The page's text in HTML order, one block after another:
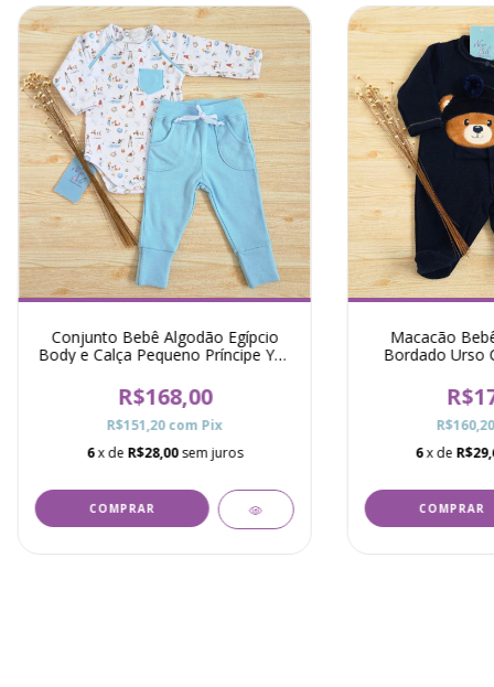
Conjunto Bebê Algodão Egípcio
Body e Calça Pequeno Príncipe Yuri
R$168,00
R$151,20com Pix
6x de R$28,00 sem juros
COMPRAR
Macacão
Bordado Urso
6x de
COMPRAR